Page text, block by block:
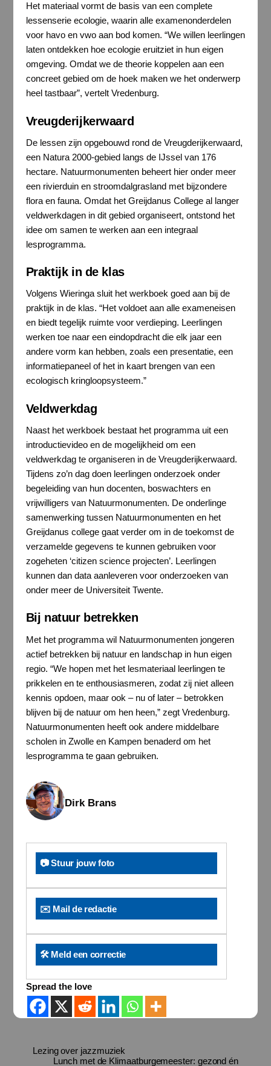
Het materiaal vormt de basis van een complete
lessenserie ecologie, waarin alle examenonderdelen
voor havo en vwo aan bod komen. “We willen leerlingen
laten ontdekken hoe ecologie eruitziet in hun eigen
omgeving. Omdat we de theorie koppelen aan een
concreet gebied om de hoek maken we het onderwerp
heel tastbaar”, vertelt Vredenburg.
Vreugderijkerwaard
De lessen zijn opgebouwd rond de Vreugderijkerwaard,
een Natura 2000-gebied langs de IJssel van 176
hectare. Natuurmonumenten beheert hier onder meer
een rivierduin en stroomdalgrasland met bijzondere
flora en fauna. Omdat het Greijdanus College al langer
veldwerkdagen in dit gebied organiseert, ontstond het
idee om samen te werken aan een integraal
lesprogramma.
Praktijk in de klas
Volgens Wieringa sluit het werkboek goed aan bij de
praktijk in de klas. “Het voldoet aan alle exameneisen
en biedt tegelijk ruimte voor verdieping. Leerlingen
werken toe naar een eindopdracht die elk jaar een
andere vorm kan hebben, zoals een presentatie, een
informatiepaneel of het in kaart brengen van een
ecologisch kringloopsysteem.”
Veldwerkdag
Naast het werkboek bestaat het programma uit een
introductievideo en de mogelijkheid om een
veldwerkdag te organiseren in de Vreugderijkerwaard.
Tijdens zo’n dag doen leerlingen onderzoek onder
begeleiding van hun docenten, boswachters en
vrijwilligers van Natuurmonumenten. De onderlinge
samenwerking tussen Natuurmonumenten en het
Greijdanus college gaat verder om in de toekomst de
verzamelde gegevens te kunnen gebruiken voor
zogeheten ‘citizen science projecten’. Leerlingen
kunnen dan data aanleveren voor onderzoeken van
onder meer de Universiteit Twente.
Bij natuur betrekken
Met het programma wil Natuurmonumenten jongeren
actief betrekken bij natuur en landschap in hun eigen
regio. “We hopen met het lesmateriaal leerlingen te
prikkelen en te enthousiasmeren, zodat zij niet alleen
kennis opdoen, maar ook – nu of later – betrokken
blijven bij de natuur om hen heen,” zegt Vredenburg.
Natuurmonumenten heeft ook andere middelbare
scholen in Zwolle en Kampen benaderd om het
lesprogramma te gaan gebruiken.
Dirk Brans
📷 Stuur jouw foto
✉️ Mail de redactie
🛠️ Meld een correctie
Spread the love
Lezing over jazzmuziek
Lunch met de Klimaatburgemeester: gezond én